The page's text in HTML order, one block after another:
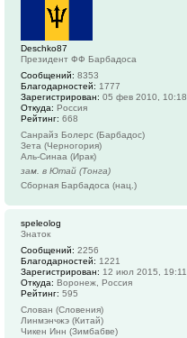
Deschko87
Президент ФФ Барбадоса
Сообщений: 8353
Благодарностей: 1777
Зарегистрирован: 05 фев 2010, 10:18
Откуда: Россия
Рейтинг: 668
Санрайз Болерс (Барбадос)
Зета (Черногория)
Аль-Синаа (Ирак)
зам. в Ютай (Тонга)
Сборная Барбадоса (нац.)
speleolog
Знаток
Сообщений: 2256
Благодарностей: 1221
Зарегистрирован: 12 июл 2015, 19:11
Откуда: Воронеж, Россия
Рейтинг: 595
Слован (Словения)
Линмэнчжэ (Китай)
Чикен Инн (Зимбабве)